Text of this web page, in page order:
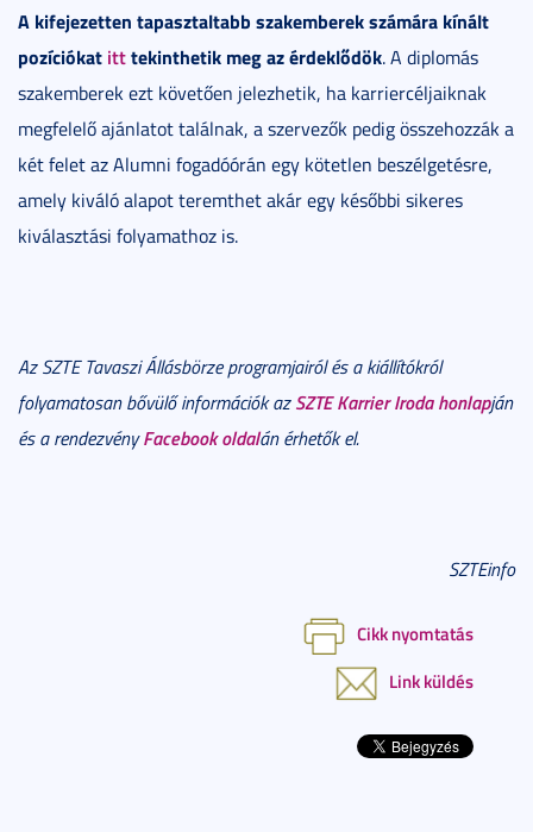
A kifejezetten tapasztaltabb szakemberek számára kínált
pozíciókat itttekinthetik meg az érdeklődök. A diplomás
szakemberek ezt követően jelezhetik, ha karriercéljaiknak
megfelelő ajánlatot találnak, a szervezők pedig összehozzák a
két felet az Alumni fogadóórán egy kötetlen beszélgetésre,
amely kiváló alapot teremthet akár egy későbbi sikeres
kiválasztási folyamathoz is.
Az SZTE Tavaszi Állásbörze programjairól és a kiállítókról
folyamatosan bővülő információk azSZTE Karrier Iroda honlapján
és a rendezvényFacebook oldalán érhetők el.
SZTEinfo
Cikk nyomtatás
Link küldés